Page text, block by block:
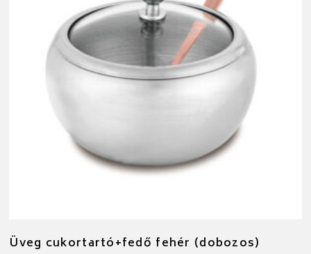
Üveg cukortartó+fedő fehér (dobozos)